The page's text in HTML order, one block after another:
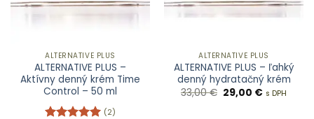
ALTERNATIVE PLUS
ALTERNATIVE PLUS –
Aktívny denný krém Time
Control – 50 ml
(2)
ALTERNATIVE PLUS
ALTERNATIVE PLUS – ľahký
denný hydratačný krém
33,00€ Pôvodná
cena
29,00 €Aktuálna
s DPH